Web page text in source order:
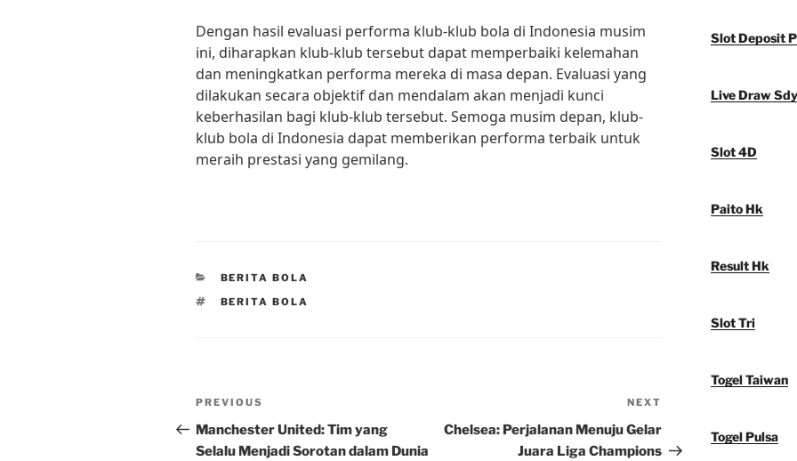
Dengan hasil evaluasi performa klub-klub bola di Indonesia musim
ini, diharapkan klub-klub tersebut dapat memperbaiki kelemahan
dan meningkatkan performa mereka di masa depan. Evaluasi yang
dilakukan secara objektif dan mendalam akan menjadi kunci
keberhasilan bagi klub-klub tersebut. Semoga musim depan, klub-
klub bola di Indonesia dapat memberikan performa terbaik untuk
meraih prestasi yang gemilang.
CATEGORIES
BERITA BOLA
TAGS
BERITA BOLA
Post
navigation
Previous
Post
PREVIOUS
Manchester United: Tim yang
Selalu Menjadi Sorotan dalam Dunia
Post
NEXT
Chelsea: Perjalanan Menuju Gelar
Juara Liga Champions
Slot Deposit
Live Draw Sdy
Slot 4D
Paito Hk
Result Hk
Slot Tri
Togel Taiwan
Togel Pulsa